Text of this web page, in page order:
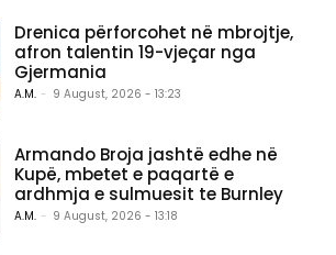
Drenica përforcohet në mbrojtje,
afron talentin 19-vjeçar nga
Gjermania
A.M. - 9 August, 2026 - 13:23
Armando Broja jashtë edhe në
Kupë, mbetet e paqartë e
ardhmja e sulmuesit te Burnley
A.M. - 9 August, 2026 - 13:18